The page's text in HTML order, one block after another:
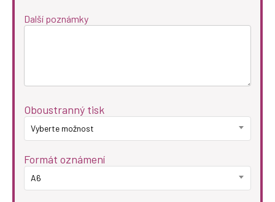
Další poznámky
Oboustranný tisk
Vyberte možnost
Formát oznámení
A6